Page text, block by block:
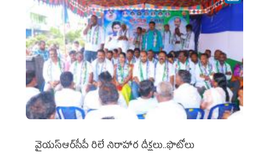
వైయ‌స్ఆర్‌సీపీ రిలే నిరాహార దీక్షలు..ఫొటోలు